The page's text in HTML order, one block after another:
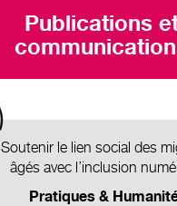
Publications
Soutenir le lien social des
âgés avec l’inclusion
Pratiques &